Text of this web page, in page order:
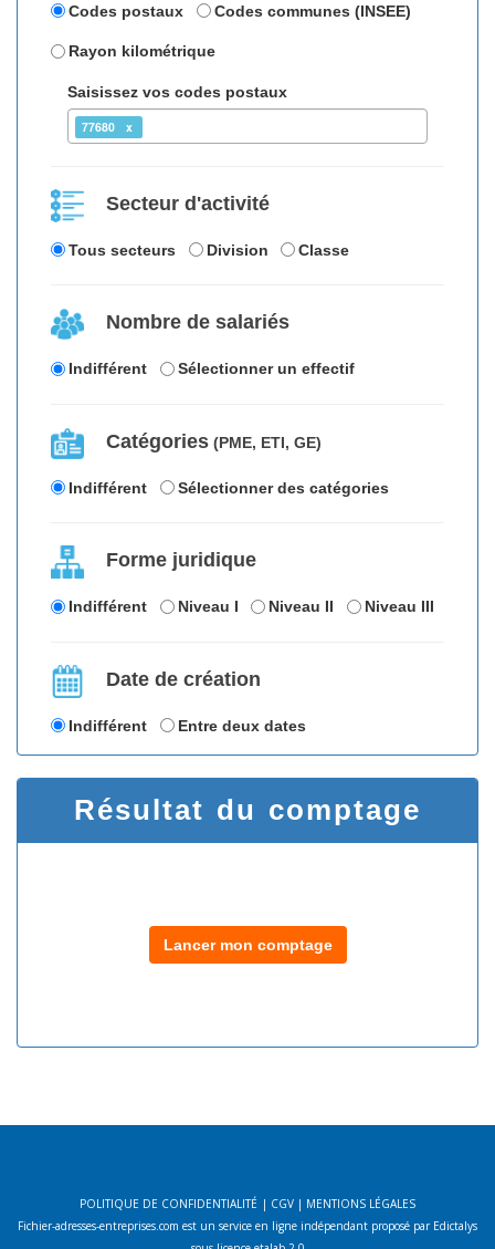
Codes postaux Codes communes (INSEE)
Rayon kilométrique
Saisissez vos codes postaux
77680
Secteur d'activité
Tous secteurs Division Classe
Nombre de salariés
Indifférent Sélectionner un effectif
Catégories (PME, ETI, GE)
Indifférent Sélectionner des catégories
Forme juridique
Indifférent Niveau I Niveau II Niveau III
Date de création
Indifférent Entre deux dates
Résultat du comptage
Lancer mon comptage
POLITIQUE DE CONFIDENTIALITÉ | CGV | MENTIONS LÉGALES
Fichier-adresses-entreprises.com est un service en ligne indépendant proposé par Edictalys